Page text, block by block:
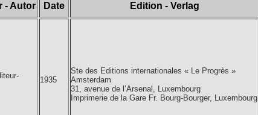
- Autor Date Edition - Verlag
1935
Ste des Editions internationales « Le Progrès »
Amsterdam
31, avenue de l’Arsenal, Luxembourg
Imprimerie de la Gare Fr. Bourg-Bourger, Luxembourg